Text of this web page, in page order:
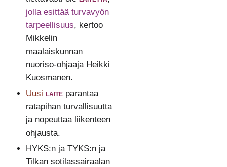
jolla esittää turvavyön
tarpeellisuus, kertoo
Mikkelin
maalaiskunnan
nuoriso-ohjaaja Heikki
Kuosmanen.
Uusi laiteparantaa
ratapihan turvallisuutta
ja nopeuttaa liikenteen
ohjausta.
HYKS:n ja TYKS:n ja
Tilkan sotilassairaalan